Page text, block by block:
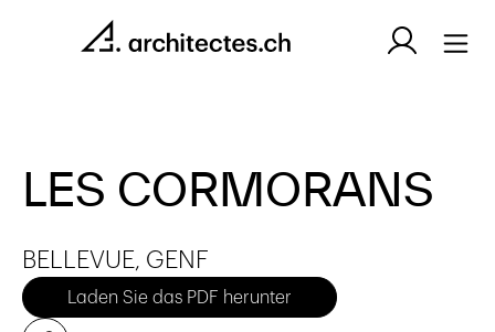
LES CORMORANS
BELLEVUE, GENF
Laden Sie das PDF herunter